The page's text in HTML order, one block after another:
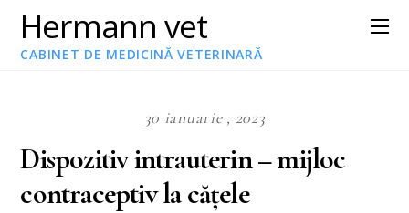
Hermann vet
CABINET DE MEDICINĂ VETERINARĂ
30 ianuarie , 2023
Dispozitiv intrauterin – mijloc
contraceptiv la cățele